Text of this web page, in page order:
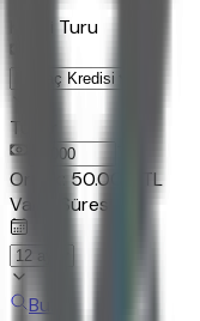
Kredi Turu
Tutar
Ornek: 50.000
TL
Vade Süresi
Bul